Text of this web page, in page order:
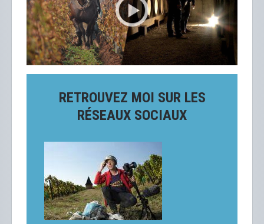
RETROUVEZ MOI SUR LES
RÉSEAUX SOCIAUX